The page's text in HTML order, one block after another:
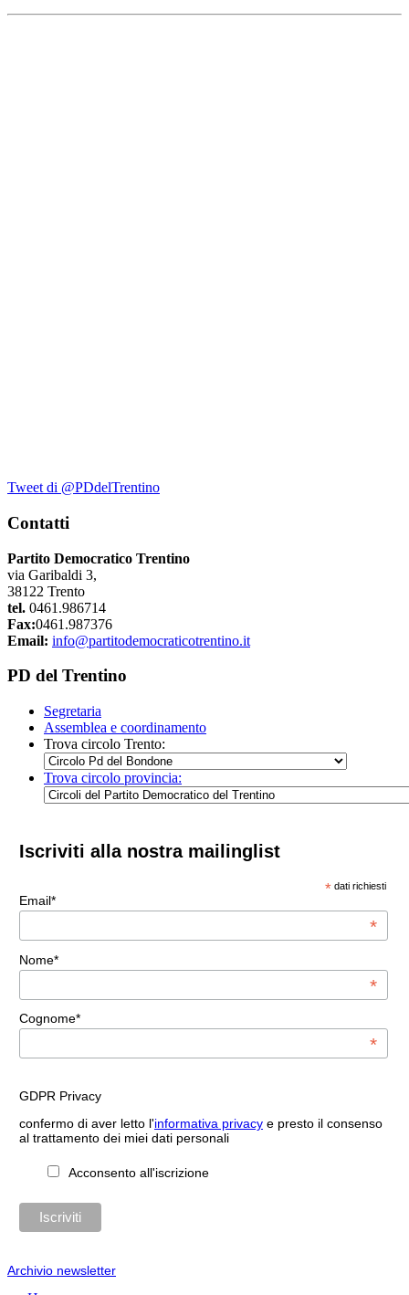
Tweet di @PDdelTrentino
Contatti
Partito Democratico Trentino
via Garibaldi 3,
38122 Trento
tel. 0461.986714
Fax:0461.987376
Email: info@partitodemocraticotrentino.it
PD del Trentino
Segretaria
Assemblea e coordinamento
Trova circolo Trento:
Trova circolo provincia:
Iscriviti alla nostra mailinglist
* dati richiesti
Email*
*
Nome*
*
Cognome*
*
GDPR Privacy
confermo di aver letto l'informativa privacye presto il consenso
al trattamento dei miei dati personali
Acconsento all'iscrizione
Archivio newsletter